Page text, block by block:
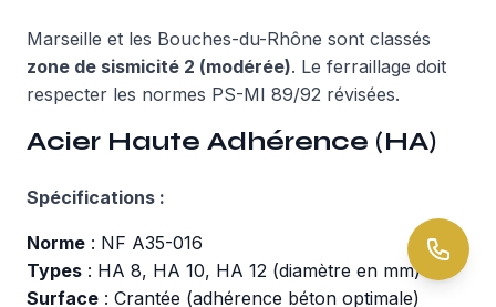
Marseille et les Bouches-du-Rhône sont classés
zone de sismicité 2 (modérée). Le ferraillage doit
respecter les normes PS-MI 89/92 révisées.
Acier Haute Adhérence (HA)
Spécifications :
Norme : NF A35-016
Types : HA 8, HA 10, HA 12 (diamètre en mm)
Surface : Crantée (adhérence béton optimale)